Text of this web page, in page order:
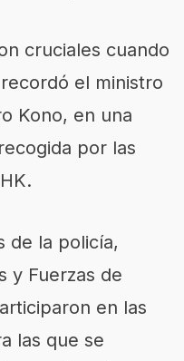
cruciales cuando
el ministro
Kono, en una
por las
de la policía,
y Fuerzas de
en las
las que se